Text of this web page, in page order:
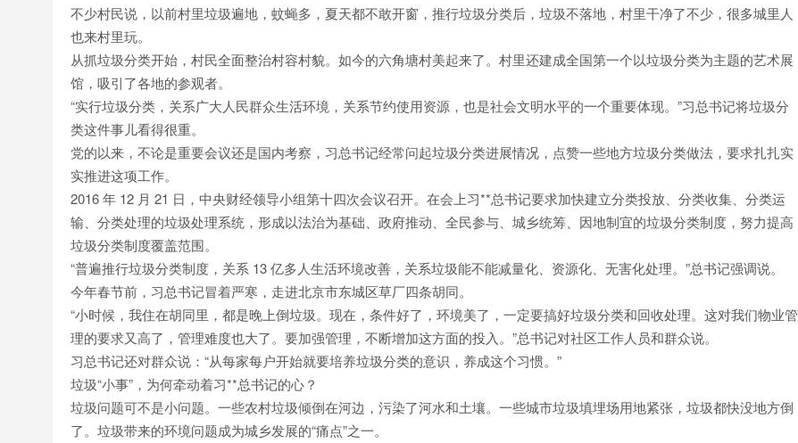
不少村民说，以前村里垃圾遍地，蚊蝇多，夏天都不敢开窗，推行垃圾分类后，垃圾不落地，村里干净了不少，很多城里人
也来村里玩。
从抓垃圾分类开始，村民全面整治村容村貌。如今的六角塘村美起来了。村里还建成全国第一个以垃圾分类为主题的艺术展
馆，吸引了各地的参观者。
“实行垃圾分类，关系广大人民群众生活环境，关系节约使用资源，也是社会文明水平的一个重要体现。”习总书记将垃圾分
类这件事儿看得很重。
党的以来，不论是重要会议还是国内考察，习总书记经常问起垃圾分类进展情况，点赞一些地方垃圾分类做法，要求扎扎实
实推进这项工作。
2016 年 12 月 21 日，中央财经领导小组第十四次会议召开。在会上习**总书记要求加快建立分类投放、分类收集、分类运
输、分类处理的垃圾处理系统，形成以法治为基础、政府推动、全民参与、城乡统筹、因地制宜的垃圾分类制度，努力提高
垃圾分类制度覆盖范围。
“普遍推行垃圾分类制度，关系 13 亿多人生活环境改善，关系垃圾能不能减量化、资源化、无害化处理。”总书记强调说。
今年春节前，习总书记冒着严寒，走进北京市东城区草厂四条胡同。
“小时候，我住在胡同里，都是晚上倒垃圾。现在，条件好了，环境美了，一定要搞好垃圾分类和回收处理。这对我们物业管
理的要求又高了，管理难度也大了。要加强管理，不断增加这方面的投入。”总书记对社区工作人员和群众说。
习总书记还对群众说：“从每家每户开始就要培养垃圾分类的意识，养成这个习惯。”
垃圾“小事”，为何牵动着习**总书记的心？
垃圾问题可不是小问题。一些农村垃圾倾倒在河边，污染了河水和土壤。一些城市垃圾填埋场用地紧张，垃圾都快没地方倒
了。垃圾带来的环境问题成为城乡发展的“痛点”之一。